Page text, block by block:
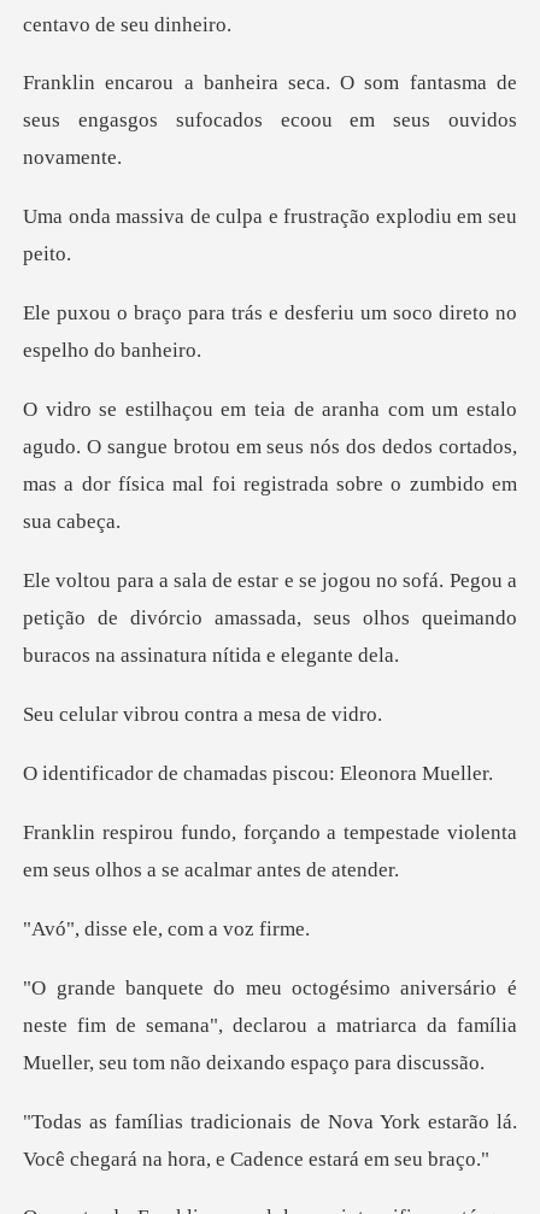
som fantasma de
seus engasgos sufoca
culpa e frustração e
ás e desferiu um soco dir
o. O sangue brotou em seus nós dos dedos cortados,
mas a d
Pegou a
petição de divórcio amassada, seus olhos que
brou contra a
e chamadas piscou
a tempestade violenta
em seus ol
e ele, com
este fim de semana", declarou a matriarca da família
ova York estarão lá.
Você chegará na